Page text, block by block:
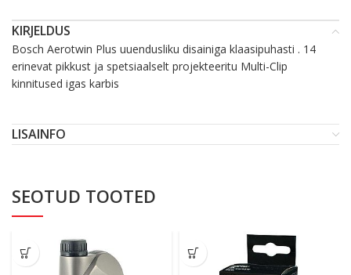
KIRJELDUS
Bosch Aerotwin Plus uuendusliku disainiga klaasipuhasti . 14
erinevat pikkust ja spetsiaalselt projekteeritu Multi-Clip
kinnitused igas karbis
LISAINFO
SEOTUD TOOTED